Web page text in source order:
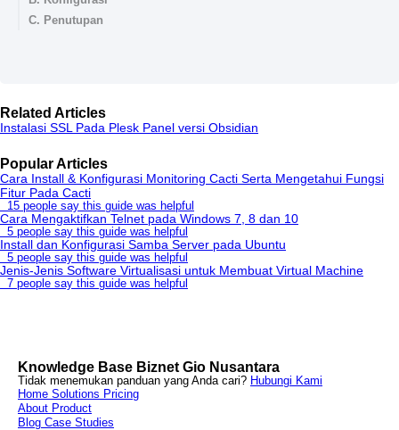
C. Penutupan
Related Articles
Instalasi SSL Pada Plesk Panel versi Obsidian
Popular Articles
Cara Install & Konfigurasi Monitoring Cacti Serta Mengetahui Fungsi
Fitur Pada Cacti
15 people say this guide was helpful
Cara Mengaktifkan Telnet pada Windows 7, 8 dan 10
5 people say this guide was helpful
Install dan Konfigurasi Samba Server pada Ubuntu
5 people say this guide was helpful
Jenis-Jenis Software Virtualisasi untuk Membuat Virtual Machine
7 people say this guide was helpful
Knowledge Base Biznet Gio Nusantara
Tidak menemukan panduan yang Anda cari? Hubungi Kami
Home Solutions Pricing
About Product
Blog Case Studies